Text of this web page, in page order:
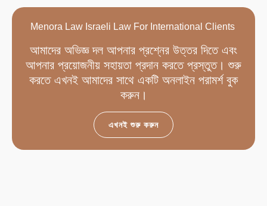
Menora Law Israeli Law For International Clients
আমাদের অভিজ্ঞ দল আপনার প্রশ্নের উত্তর দিতে এবং
আপনার প্রয়োজনীয় সহায়তা প্রদান করতে প্রস্তুত। শুরু
করতে এখনই আমাদের সাথে একটি অনলাইন পরামর্শ বুক
করুন।
এখনই শুরু করুন